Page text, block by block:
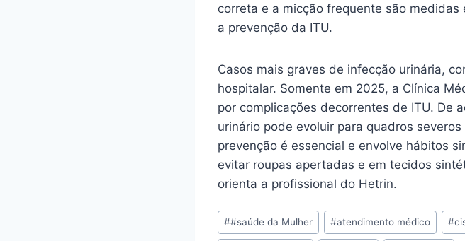
correta e a micção frequente são
a prevenção da ITU.
Casos mais graves de infecção urinária,
hospitalar. Somente em 2025, a Clínica
por complicações decorrentes de ITU. De
urinário pode evoluir para quadros
prevenção é essencial e envolve hábitos
evitar roupas apertadas e em tecidos
orienta a profissional do Hetrin.
##saúde da Mulher #atendimento médico #